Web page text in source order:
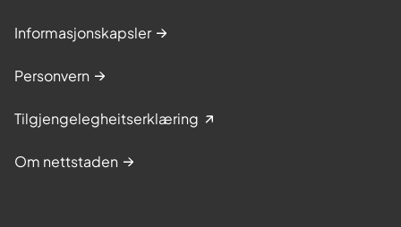
Informasjonskapsler
Personvern
Tilgjengelegheitserklæring
Om nettstaden